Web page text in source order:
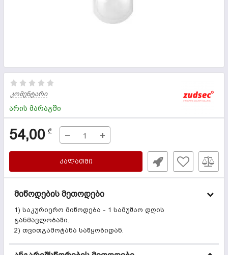
კომენტარი
არის მარაგში
54,00 ₾ − +
ᲙᲐᲚᲐᲗᲨᲘ
მიწოდების მეთოდები
1) საკურიერო მიწოდება - 1 სამუშაო დღის
განმავლობაში.
2) თვითგამოტანა საწყობიდან.